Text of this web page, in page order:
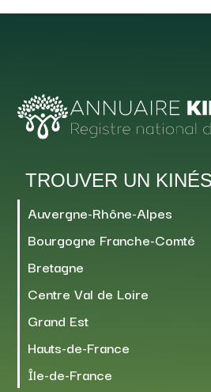
TROUVER UN
Auvergne-Rhône-Alpes
Bourgogne Franche-Comté
Bretagne
Centre Val de Loire
Grand Est
Hauts-de-France
Île-de-France